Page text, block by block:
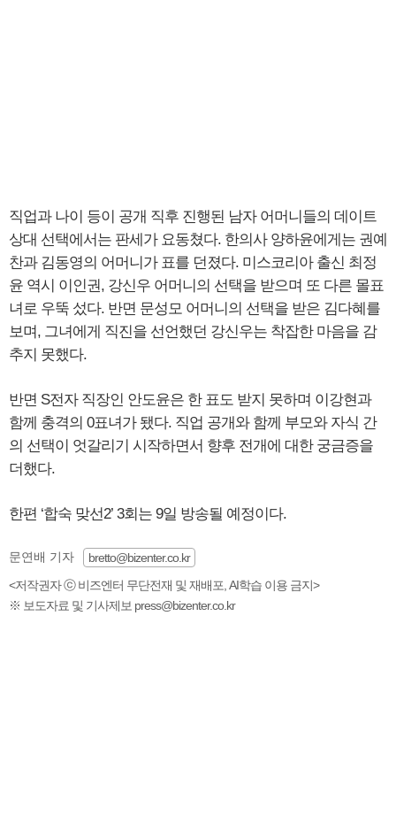
직업과 나이 등이 공개 직후 진행된 남자 어머니들의 데이트
상대 선택에서는 판세가 요동쳤다. 한의사 양하윤에게는 권예
찬과 김동영의 어머니가 표를 던졌다. 미스코리아 출신 최정
윤 역시 이인권, 강신우 어머니의 선택을 받으며 또 다른 몰표
녀로 우뚝 섰다. 반면 문성모 어머니의 선택을 받은 김다혜를
보며, 그녀에게 직진을 선언했던 강신우는 착잡한 마음을 감
추지 못했다.
반면 S전자 직장인 안도윤은 한 표도 받지 못하며 이강현과
함께 충격의 0표녀가 됐다. 직업 공개와 함께 부모와 자식 간
의 선택이 엇갈리기 시작하면서 향후 전개에 대한 궁금증을
더했다.
한편 ‘합숙 맞선2’ 3회는 9일 방송될 예정이다.
문연배 기자
bretto@bizenter.co.kr
<저작권자 ⓒ 비즈엔터 무단전재 및 재배포, AI학습 이용 금지>
※ 보도자료 및 기사제보 press@bizenter.co.kr